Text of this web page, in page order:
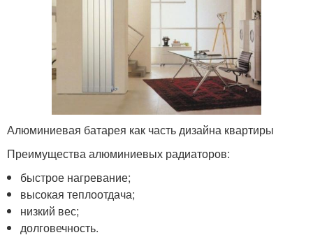
Алюминиевая батарея как часть дизайна квартиры
Преимущества алюминиевых радиаторов:
быстрое нагревание;
высокая теплоотдача;
низкий вес;
долговечность.